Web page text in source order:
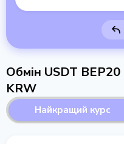
Обмін USDT
KRW
Найкращий курс